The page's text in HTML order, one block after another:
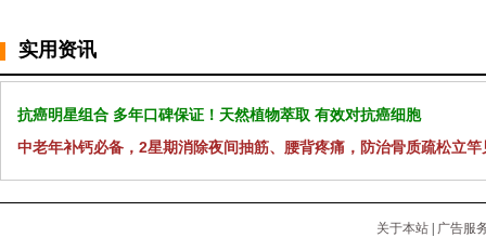
实用资讯
抗癌明星组合 多年口碑保证！天然植物萃取 有效对抗癌细胞
中老年补钙必备，2星期消除夜间抽筋、腰背疼痛，防治骨质疏松立竿
关于本站
广告服